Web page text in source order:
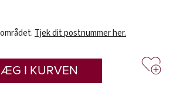
Tjek dit postnummer her.
I KURVEN